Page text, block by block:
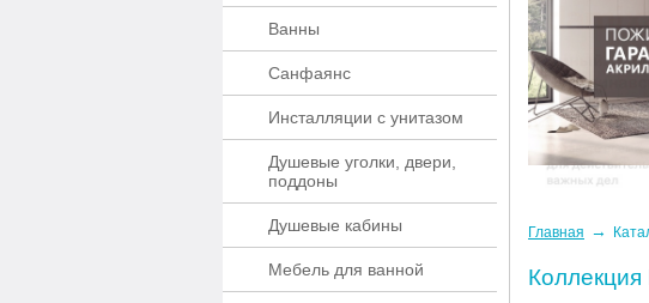
Ванны
Санфаянс
Инсталляции с унитазом
Душевые уголки, двери,
поддоны
Душевые кабины
Мебель для ванной
Главная →
Коллекция